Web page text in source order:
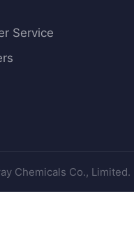
Service
Chemicals Co., Limited.